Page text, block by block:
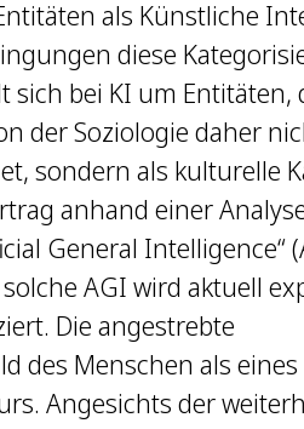
als Künstliche
diese
sich bei KI um Entitäten,
der Soziologie daher
sondern als kulturelle
anhand einer
General Intelligence“
AGI wird aktuell
Die angestrebte
des Menschen als eines
Angesichts der